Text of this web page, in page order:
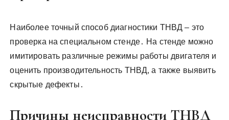
Наиболее точный способ диагностики ТНВД – это
проверка на специальном стенде․ На стенде можно
имитировать различные режимы работы двигателя и
оценить производительность ТНВД, а также выявить
скрытые дефекты․
Причины неисправности ТНВД